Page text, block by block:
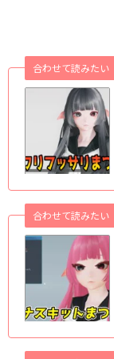
合わせて読みたい
合わせて読みたい